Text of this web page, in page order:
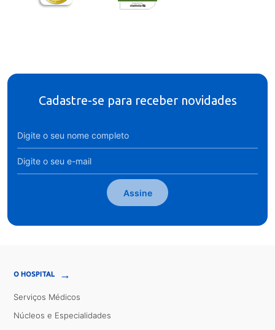
Cadastre-se para receber novidades
Assine
O HOSPITAL →
Serviços Médicos
Núcleos e Especialidades